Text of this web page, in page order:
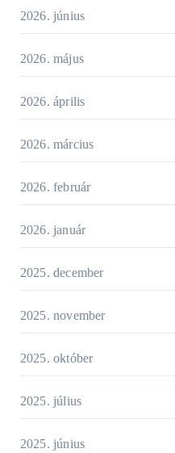
2026. június
2026. május
2026. április
2026. március
2026. február
2026. január
2025. december
2025. november
2025. október
2025. július
2025. június